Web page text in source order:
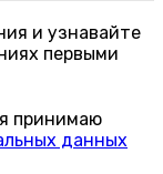
и узнавайте
первыми
принимаю
данных